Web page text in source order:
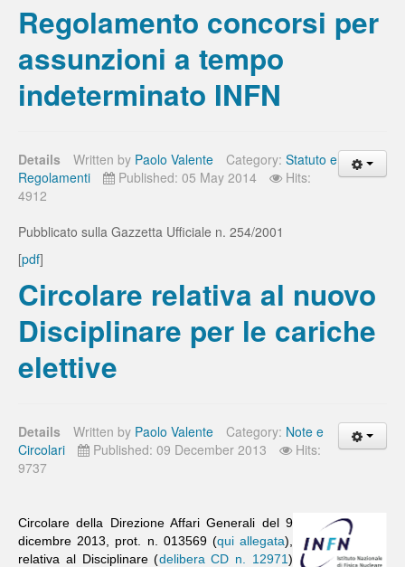
Regolamento concorsi per
assunzioni a tempo
indeterminato INFN
Details Written by Paolo Valente Category: Statuto e
Regolamenti
Published: 05 May 2014
Hits:
4912
Pubblicato sulla Gazzetta Ufficiale n. 254/2001
[pdf]
Circolare relativa al nuovo
Disciplinare per le cariche
elettive
Details Written by Paolo Valente Category: Note e
Circolari
Published: 09 December 2013
Hits:
9737
Circolare della Direzione Affari Generali del 9
dicembre 2013, prot. n. 013569 (qui allegata),
relativa al Disciplinare (delibera CD n. 12971)